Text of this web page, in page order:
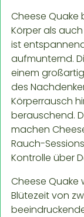
Cheese Quake
Körper als
ist
aufmunternd.
einem
des
Körperrausch
berauschend.
machen
Rauch-
Kontrolle über
Cheese Quake
Blütezeit von